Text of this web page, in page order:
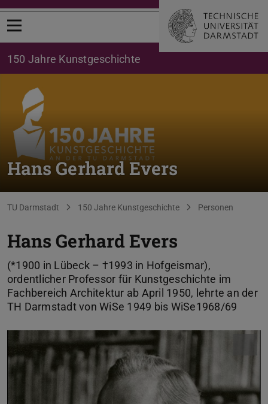
Menü öffnen
150 Jahre Kunstgeschichte
Hans Gerhard Evers
Sie befinden sich hier:
TU Darmstadt 150 Jahre Kunstgeschichte Personen
Hans Gerhard Evers
(*1900 in Lübeck – †1993 in Hofgeismar),
ordentlicher Professor für Kunstgeschichte im
Fachbereich Architektur ab April 1950, lehrte an der
TH Darmstadt von WiSe 1949 bis WiSe1968/69